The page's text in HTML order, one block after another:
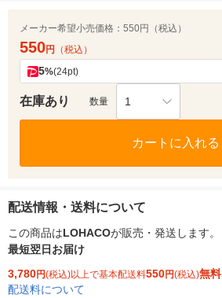
メーカー希望小売価格： 550円（税込）
550円 （税込）
5%(24pt)
在庫あり 数量 1
カートに入れる
配送情報・送料について
この商品はLOHACOが販売・発送します。
最短翌日お届け
3,780円(税込)以上で基本配送料550円(税込)無料
配送料について